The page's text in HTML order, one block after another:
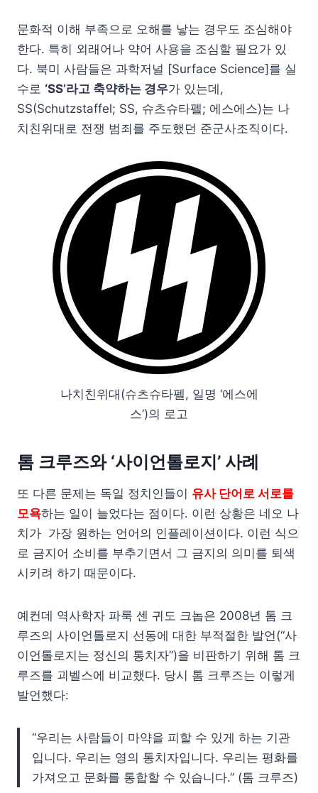
문화적 이해 부족으로 오해를 낳는 경우도 조심해야
한다. 특히 외래어나 약어 사용을 조심할 필요가 있
다. 북미 사람들은 과학저널 [Surface Science]를 실
수로 ‘SS’라고 축약하는 경우가 있는데,
SS(Schutzstaffel; SS, 슈츠슈타펠; 에스에스)는 나
치친위대로 전쟁 범죄를 주도했던 준군사조직이다.
나치친위대(슈츠슈타펠, 일명 ‘에스에
스’)의 로고
톰 크루즈와 ‘사이언톨로지’ 사례
또 다른 문제는 독일 정치인들이 유사 단어로 서로를
모욕하는 일이 늘었다는 점이다. 이런 상황은 네오 나
치가 가장 원하는 언어의 인플레이션이다. 이런 식으
로 금지어 소비를 부추기면서 그 금지의 의미를 퇴색
시키려 하기 때문이다.
예컨데 역사학자 파룩 센 귀도 크놉은 2008년 톰 크
루즈의 사이언톨로지 선동에 대한 부적절한 발언(“사
이언톨로지는 정신의 통치자”)을 비판하기 위해 톰 크
루즈를 괴벨스에 비교했다. 당시 톰 크루즈는 이렇게
발언했다:
“우리는 사람들이 마약을 피할 수 있게 하는 기관
입니다. 우리는 영의 통치자입니다. 우리는 평화를
가져오고 문화를 통합할 수 있습니다.” (톰 크루즈)